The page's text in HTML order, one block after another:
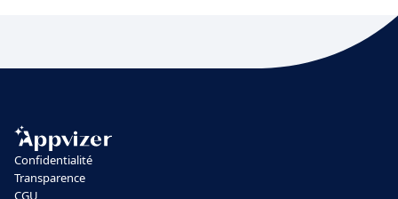
Confidentialité
Transparence
CGU